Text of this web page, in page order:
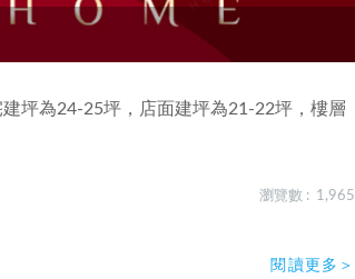
坪為24-25坪，店面建坪為21-22坪，樓層
瀏覽數 : 1,965
閱讀更多＞